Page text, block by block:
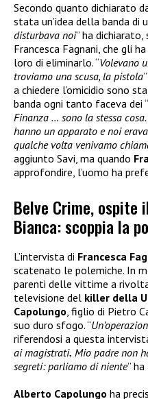
Secondo quanto dichiarato
stata un’idea della banda di
disturbava noi” ha
Francesca Fagnani, che gli
loro di eliminarlo. “Volevano
troviamo una scusa, la pistola
a chiedere l’omicidio sono
banda ogni tanto faceva dei
Finanza … sono la stessa
hanno un apparato e noi
qualche volta venivamo
aggiunto Savi, ma quando
approfondire, l’uomo ha
Belve Crime, ospite
Bianca: scoppia la
L’intervista di Francesca
scatenato le polemiche. In
parenti delle vittime a
televisione del killer della
Capolungo , figlio di Pietro
suo duro sfogo. “
riferendosi a questa
ai magistrati. Mio padre non
segreti: parliamo di niente”
Alberto Capolungo ha